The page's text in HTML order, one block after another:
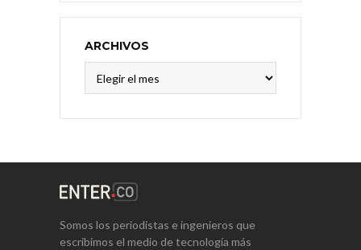
ARCHIVOS
Somos los periodistas e ingenieros que
escribimos el medio de tecnología más